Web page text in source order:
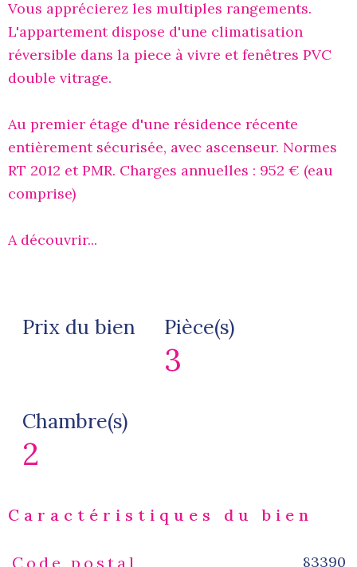
Vous apprécierez les multiples rangements.
L'appartement dispose d'une climatisation
réversible dans la piece à vivre et fenêtres PVC
double vitrage.
Au premier étage d'une résidence récente
entièrement sécurisée, avec ascenseur. Normes
RT 2012 et PMR. Charges annuelles : 952 € (eau
comprise)
A découvrir...
Prix du bien Pièce(s)
3
Chambre(s)
2
Caractéristiques du bien
Caractéristiques
Code postal 83390